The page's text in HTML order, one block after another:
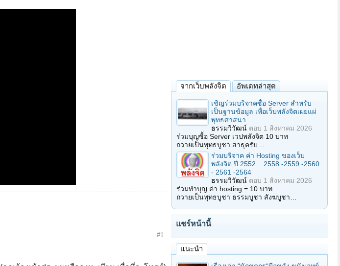
#1
จากเว็บพลังจิต อัพเดทล่าสุด
เชิญร่วมบริจาคซื้อ Server สำหรับ
เป็นฐานข้อมูล เพื่อเว็บพลังจิตเผยแผ่
พุทธศาสนา
ธรรมวิวัฒน์ ตอบ 1 สิงหาคม 2026
ร่วมบุญซื้อ Server เวปพลังจิต 10 บาท
ถวายเป็นพุทธบูชา สาธุครับ…
ร่วมบริจาค ค่า Hosting ของเว็บ
พลังจิต ปี 2552 ...2558 -2559 -2560
- 2561 -2564
ธรรมวิวัฒน์ ตอบ 1 สิงหาคม 2026
ร่วมทำบุญ ค่า hosting = 10 บาท
ถวายเป็นพุทธบูชา ธรรมบูชา สังฆบูชา…
แชร์หน้านี้
แนะนำ